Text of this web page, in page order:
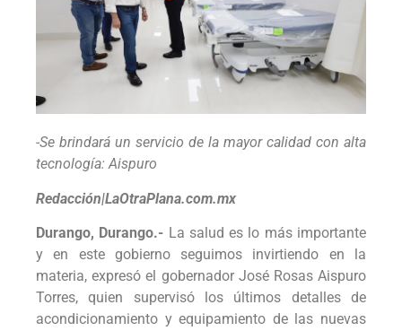
-Se brindará un servicio de la mayor calidad con alta
tecnología: Aispuro
Redacción|LaOtraPlana.com.mx
Durango, Durango.- La salud es lo más importante
y en este gobierno seguimos invirtiendo en la
materia, expresó el gobernador José Rosas Aispuro
Torres, quien supervisó los últimos detalles de
acondicionamiento y equipamiento de las nuevas